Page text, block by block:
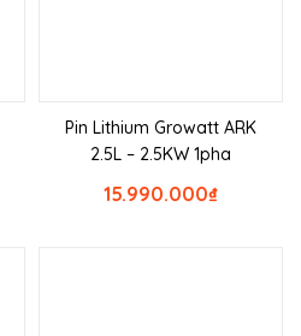
Pin Lithium Growatt ARK
2.5L – 2.5KW 1pha
₫
15.990.000